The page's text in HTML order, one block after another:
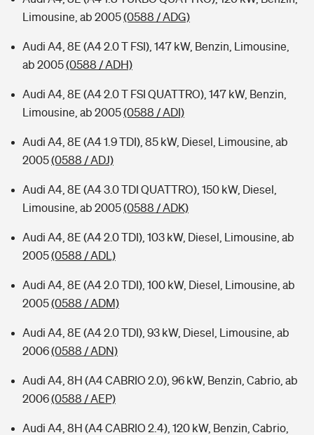
Limousine, ab 2005(0588 / ADG)
Audi A4, 8E (A4 2.0 T FSI), 147 kW, Benzin, Limousine,
ab 2005(0588 / ADH)
Audi A4, 8E (A4 2.0 T FSI QUATTRO), 147 kW, Benzin,
Limousine, ab 2005(0588 / ADI)
Audi A4, 8E (A4 1.9 TDI), 85 kW, Diesel, Limousine, ab
2005(0588 / ADJ)
Audi A4, 8E (A4 3.0 TDI QUATTRO), 150 kW, Diesel,
Limousine, ab 2005(0588 / ADK)
Audi A4, 8E (A4 2.0 TDI), 103 kW, Diesel, Limousine, ab
2005(0588 / ADL)
Audi A4, 8E (A4 2.0 TDI), 100 kW, Diesel, Limousine, ab
2005(0588 / ADM)
Audi A4, 8E (A4 2.0 TDI), 93 kW, Diesel, Limousine, ab
2006(0588 / ADN)
Audi A4, 8H (A4 CABRIO 2.0), 96 kW, Benzin, Cabrio, ab
2006(0588 / AEP)
Audi A4, 8H (A4 CABRIO 2.4), 120 kW, Benzin, Cabrio,